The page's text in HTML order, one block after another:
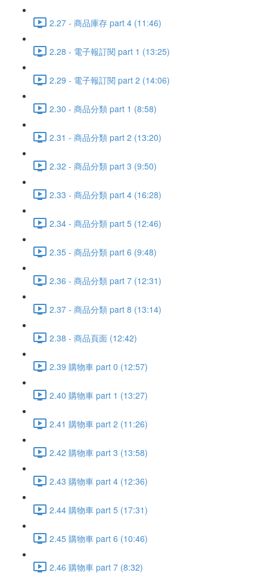
2.27 - 商品庫存 part 4 (11:46)
2.28 - 電子報訂閱 part 1 (13:25)
2.29 - 電子報訂閱 part 2 (14:06)
2.30 - 商品分類 part 1 (8:58)
2.31 - 商品分類 part 2 (13:20)
2.32 - 商品分類 part 3 (9:50)
2.33 - 商品分類 part 4 (16:28)
2.34 - 商品分類 part 5 (12:46)
2.35 - 商品分類 part 6 (9:48)
2.36 - 商品分類 part 7 (12:31)
2.37 - 商品分類 part 8 (13:14)
2.38 - 商品頁面 (12:42)
2.39 購物車 part 0 (12:57)
2.40 購物車 part 1 (13:27)
2.41 購物車 part 2 (11:26)
2.42 購物車 part 3 (13:58)
2.43 購物車 part 4 (12:36)
2.44 購物車 part 5 (17:31)
2.45 購物車 part 6 (10:46)
2.46 購物車 part 7 (8:32)